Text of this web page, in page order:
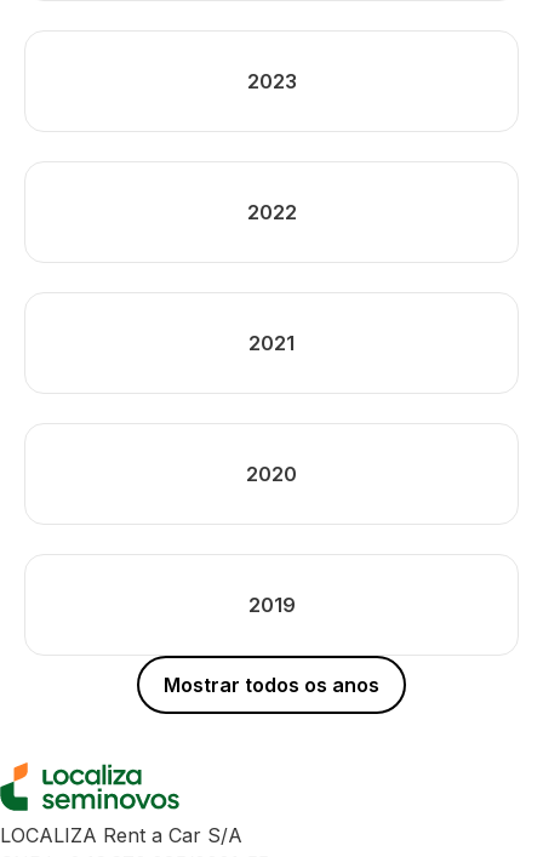
2023
2022
2021
2020
2019
Mostrar todos os anos
LOCALIZA Rent a Car S/A